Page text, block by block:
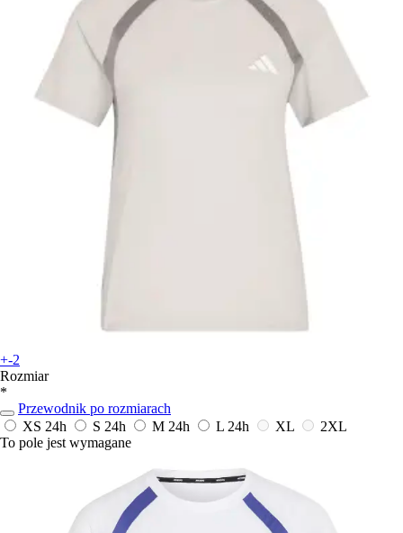
+-2
Rozmiar
*
Przewodnik po rozmiarach
XS 24h S 24h M 24h L 24h XL
2XL
To pole jest wymagane